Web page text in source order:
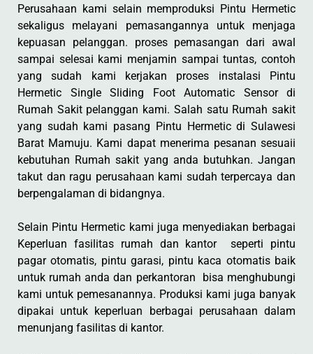
Perusahaan kami selain memproduksi Pintu Hermetic
sekaligus melayani pemasangannya untuk menjaga
kepuasan pelanggan. proses pemasangan dari awal
sampai selesai kami menjamin sampai tuntas, contoh
yang sudah kami kerjakan proses instalasi Pintu
Hermetic Single Sliding Foot Automatic Sensor di
Rumah Sakit pelanggan kami. Salah satu Rumah sakit
yang sudah kami pasang Pintu Hermetic di Sulawesi
Barat Mamuju. Kami dapat menerima pesanan sesuaii
kebutuhan Rumah sakit yang anda butuhkan. Jangan
takut dan ragu perusahaan kami sudah terpercaya dan
berpengalaman di bidangnya.
Selain Pintu Hermetic kami juga menyediakan berbagai
Keperluan fasilitas rumah dan kantor seperti pintu
pagar otomatis, pintu garasi, pintu kaca otomatis baik
untuk rumah anda dan perkantoran bisa menghubungi
kami untuk pemesanannya. Produksi kami juga banyak
dipakai untuk keperluan berbagai perusahaan dalam
menunjang fasilitas di kantor.